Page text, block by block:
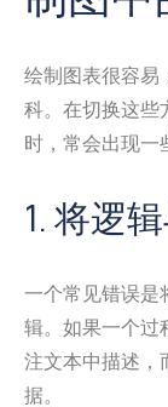
绘制图表很容易
科。在切换这些
时，常会出现一
1. 将逻
一个常见错误是
辑。如果一个过
注文本中描述，
据。